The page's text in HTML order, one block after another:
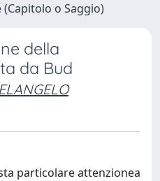
o Saggio)
della
da Bud
particolare attenzionea